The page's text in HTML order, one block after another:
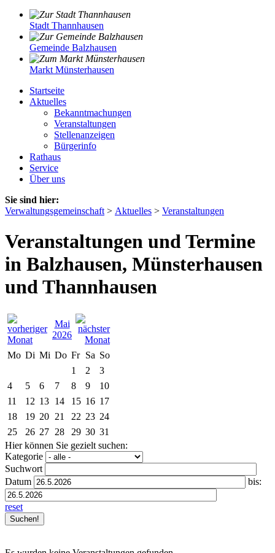
Stadt Thannhausen
Gemeinde Balzhausen
Markt Münsterhausen
Startseite
Aktuelles
Bekanntmachungen
Veranstaltungen
Stellenanzeigen
Bürgerinfo
Rathaus
Service
Über uns
Sie sind hier:
Verwaltungsgemeinschaft > Aktuelles > Veranstaltungen
Veranstaltungen und Termine
in Balzhausen, Münsterhausen
und Thannhausen
Mai
2026
Mo Di Mi Do Fr Sa So
1
2
3
4
5 6 7 8 9
10
11
12 13 14 15 16 17
18
19 20 21 22 23 24
25
26 27 28 29 30 31
Hier können Sie gezielt suchen:
Kategorie
Suchwort
Datum
bis:
reset